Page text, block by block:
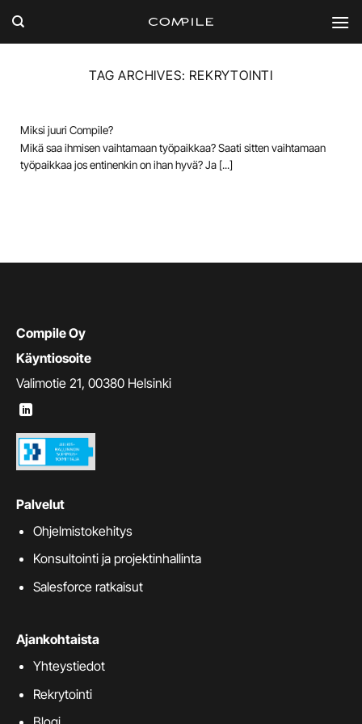
TAG ARCHIVES: REKRYTOINTI
Miksi juuri Compile?
Mikä saa ihmisen vaihtamaan työpaikkaa? Saati sitten vaihtamaan
työpaikkaa jos entinenkin on ihan hyvä? Ja [...]
Compile Oy
Käyntiosoite
Valimotie 21, 00380 Helsinki
Palvelut
Ohjelmistokehitys
Konsultointi ja projektinhallinta
Salesforce ratkaisut
Ajankohtaista
Yhteystiedot
Rekrytointi